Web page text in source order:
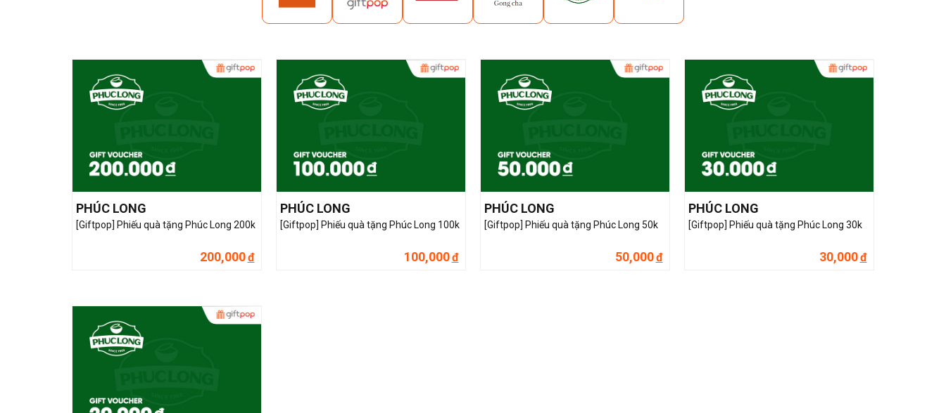
PHÚC LONG
[Giftpop] Phiếu quà tặng Phúc Long 200k
200,000đ
PHÚC LONG
[Giftpop] Phiếu quà tặng Phúc Long 100k
100,000đ
PHÚC LONG
[Giftpop] Phiếu quà tặng Phúc Long 50k
50,000đ
PHÚC LONG
[Giftpop] Phiếu quà tặng Phúc Long 30k
30,000đ